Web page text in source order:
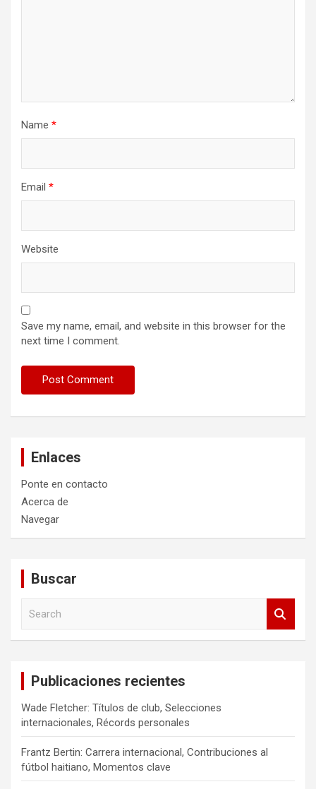
Name *
Email *
Website
Save my name, email, and website in this browser for the
next time I comment.
Enlaces
Ponte en contacto
Acerca de
Navegar
Buscar
Publicaciones recientes
Wade Fletcher: Títulos de club, Selecciones
internacionales, Récords personales
Frantz Bertin: Carrera internacional, Contribuciones al
fútbol haitiano, Momentos clave